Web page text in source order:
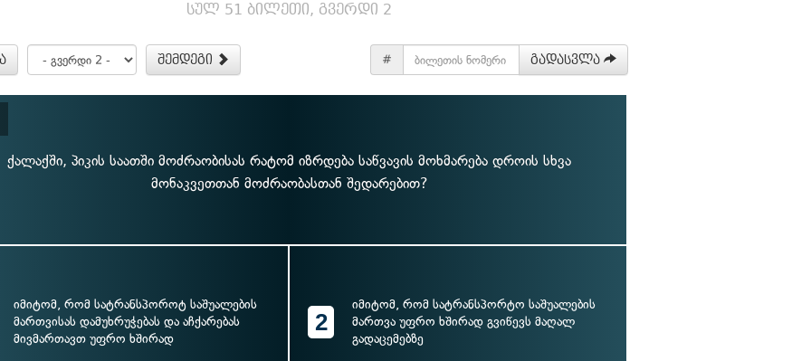
სულ 51 ბილეთი, გვერდი 2
შემდეგი # გადასვლა
ქალაქში, პიკის საათში მოძრაობისას რატომ იზრდება საწვავის მოხმარება დროის სხვა
მონაკვეთთან მოძრაობასთან შედარებით?
იმიტომ, რომ სატრანსპოროტ საშუალების
მართვისას დამუხრუჭებას და აჩქარებას
მივმართავთ უფრო ხშირად
2
იმიტომ, რომ სატრანსპორტო საშუალების
მართვა უფრო ხშირად გვიწევს მაღალ
გადაცემებზე